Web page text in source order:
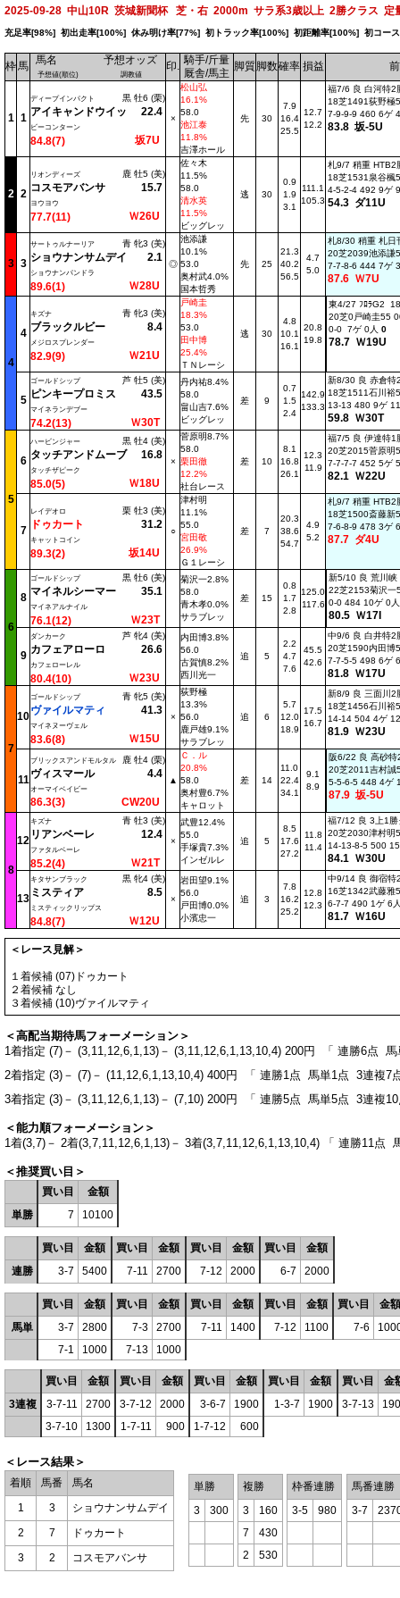
2025-09-28 中山10R 茨城新聞杯 芝・右 2000m サラ系3歳以上 2勝クラス
充足率[98%] 初出走率[100%] 休み明け率[77%] 初トラック率[100%] 初距離率[100%] 初コー
枠馬 馬名 予想オッズ
予想値(順位) 調教値
印. 騎手/斤量
厩舎/馬主
脚質 脚数確率 損益
1 1
ディープインパクト 黒 牡6 (栗)
アイキャンドウイッ 22.4
ビーコンターン
84.8(7) 坂7U
×
松山弘
16.1%
58.0
池江泰
11.8%
吉澤ホール
先 30
7.9
16.4
25.5
12.7
12.2
福7/6 良 白河特
18芝1491荻野極
7-9-9-9 460 6ゲ
83.8 坂-5U
2 2
リオンディーズ 鹿 牡5 (美)
コスモアバンサ 15.7
ヨウヨウ
77.7(11) Ｗ26U
佐々木
11.5%
58.0
清水英
11.5%
ビッグレッ
逃 30
0.9
1.9
3.1
111.1
105.3
札9/7 稍重
18芝1531泉谷楓
4-5-2-4 492 9ゲ
54.3 ダ11U
3 3
サートゥルナーリア 青 牝3 (美)
ショウナンサムデイ 2.1
ショウナンパンドラ
89.6(1) Ｗ28U
◎
池添謙
10.1%
53.0
奥村武4.0%
国本哲秀
先 25
21.3
40.2
56.5
4.7
5.0
札8/30 稍重 札
20芝2039池添謙
7-7-8-6 444 7ゲ
87.6 Ｗ7U
4
4
キズナ 青 牝3 (美)
ブラックルビー 8.4
メジロスプレンダー
82.9(9) Ｗ21U
戸崎圭
18.3%
53.0
田中博
25.4%
ＴＮレーシ
逃 30
4.8
10.1
16.1
20.8
19.8
東4/27 ﾌﾛﾗG2
20芝0戸崎圭55
0-0 7ゲ 0人 0
78.7 Ｗ19U
5
ゴールドシップ 芦 牡5 (美)
ピンキープロミス 43.5
マイネランデブー
74.2(13) Ｗ30T
丹内祐8.4%
58.0
畠山吉7.6%
ビッグレッ
差 9
0.7
1.5
2.4
142.9
133.3
新8/30 良 赤倉
18芝1511石川裕
13-13 480 9ゲ
59.8 Ｗ30T
5
6
ハービンジャー 黒 牡4 (美)
タッチアンドムーブ 16.8
タッチザピーク
85.0(5) Ｗ18U
×
菅原明8.7%
58.0
栗田徹
12.2%
社台レース
差 10
8.1
16.8
26.1
12.3
11.9
福7/5 良 伊達特
20芝2015菅原明
7-7-7-7 452 5ゲ
82.1 Ｗ22U
7
レイデオロ 栗 牡3 (美)
ドゥカート 31.2
キャットコイン
89.3(2) 坂14U
○
津村明
11.1%
55.0
宮田敬
26.9%
Ｇ１レーシ
差 7
20.3
38.6
54.7
4.9
5.2
札9/7 稍重
18芝1500斎藤新
7-6-8-9 478 3ゲ
87.7 ダ4U
6
8
ゴールドシップ 黒 牡6 (美)
マイネルシーマー 35.1
マイネアルナイル
76.1(12) Ｗ23T
菊沢一2.8%
58.0
青木孝0.0%
サラブレッ
差 15
0.8
1.7
2.8
125.0
117.6
新5/10 良 荒川
22芝2153菊沢一
0-0 484 10ゲ 0
80.5 Ｗ17I
9
ダンカーク 芦 牝4 (美)
カフェアローロ 26.6
カフェローレル
80.4(10) Ｗ23U
内田博3.8%
56.0
古賀慎8.2%
西川光一
追 5
2.2
4.7
7.6
45.5
42.6
中9/6 良 白井特2
20芝1590内田博
7-7-5-5 498 6ゲ
81.8 Ｗ17U
7
10
ゴールドシップ 青 牝5 (美)
ヴァイルマティ 41.3
マイネヌーヴェル
83.6(8) Ｗ15U
×
荻野極
13.3%
56.0
鹿戸雄9.1%
サラブレッ
追 6
5.7
12.0
18.9
17.5
16.7
新8/9 良 三面川
18芝1456石川裕
14-14 504 4ゲ
81.9 Ｗ23U
11
ブリックスアンドモルタル 鹿 牡4 (栗)
ヴィスマール 4.4
オーマイベイビー
86.3(3) CW20U
▲
Ｃ．ル
20.8%
58.0
奥村豊6.7%
キャロット
差 14
11.0
22.4
34.1
9.1
8.9
阪6/22 良 高砂
20芝2011吉村誠
5-5-6-5 448 4ゲ
87.9 坂-5U
8
12
キズナ 青 牡3 (美)
リアンベーレ 12.4
ファタルベーレ
85.2(4) Ｗ21T
×
武豊12.4%
55.0
手塚貴7.3%
インゼルレ
追 5
8.5
17.6
27.2
11.8
11.4
福7/12 良 3上1
20芝2030津村明
14-13-8-5 500
84.1 Ｗ30U
13
キタサンブラック 黒 牝4 (美)
ミスティア 8.5
ミスティックリップス
84.8(7) Ｗ12U
×
岩田望9.1%
56.0
戸田博0.0%
小濱忠一
追 3
7.8
16.2
25.2
12.8
12.3
中9/14 良 御宿
16芝1342武藤雅
6-7-7 490 1ゲ 6
81.7 Ｗ16U
＜レース見解＞
１着候補 (07)ドゥカート
２着候補 なし
３着候補 (10)ヴァイルマティ
＜高配当期待馬フォーメーション＞
1着指定 (7)－ (3,11,12,6,1,13)－ (3,11,12,6,1,13,10,4) 200円 「 連勝6点
2着指定 (3)－ (7)－ (11,12,6,1,13,10,4) 400円 「 連勝1点 馬単1点 3連複
3着指定 (3)－ (3,11,12,6,1,13)－ (7,10) 200円 「 連勝5点 馬単5点 3連複
＜能力順フォーメーション＞
1着(3,7)－ 2着(3,7,11,12,6,1,13)－ 3着(3,7,11,12,6,1,13,10,4) 「 連勝11
＜推奨買い目＞
買い目
金額
単勝
7 10100
買い目 金額 買い目 金額 買い目 金額 買い目
金額
連勝
3-7 5400 7-11 2700 7-12 2000 6-7 2000
買い目 金額 買い目 金額 買い目 金額 買い目 金額 買い目
金額
馬単
3-7 2800 7-3 2700 7-11 1400 7-12 1100 7-6
7-1
1000 7-13 1000
買い目 金額 買い目 金額 買い目 金額 買い目 金額 買い目
金
3連複
3-7-11 2700 3-7-12 2000 3-6-7 1900 1-3-7 1900 3-7-13
3-7-10
1300 1-7-11 900 1-7-12 600
＜レース結果＞
着順 馬番
馬名
1
3
ショウナンサムデイ
2
7
ドゥカート
3
2 コスモアバンサ
単勝
3
300
複勝
3
160
7
430
2
530
枠番連勝
3-5
980
馬番連勝
3-7